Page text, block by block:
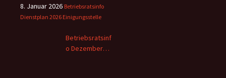
8. Januar 2026 Betriebsratsinfo
Dienstplan 2026 Einigungsstelle
Betriebsratsinf
o Dezember